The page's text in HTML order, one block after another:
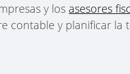
y los asesores
contable y planificar la